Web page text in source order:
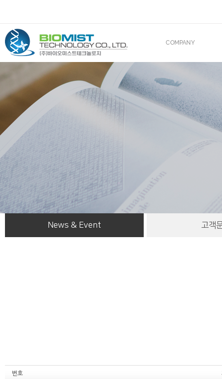
COMPANY
조직도
산업재산권
News & Event 고객
번호